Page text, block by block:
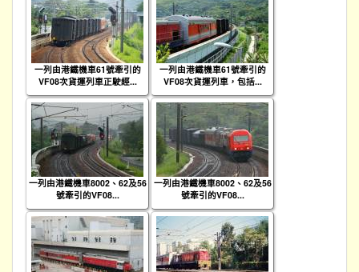
一列由港鐵機車61號牽引的
VF08次貨運列車正駛經...
一列由港鐵機車61號牽引的
VF08次貨運列車，包括...
一列由港鐵機車8002、62及56
號牽引的VF08...
一列由港鐵機車8002、62及56
號牽引的VF08...